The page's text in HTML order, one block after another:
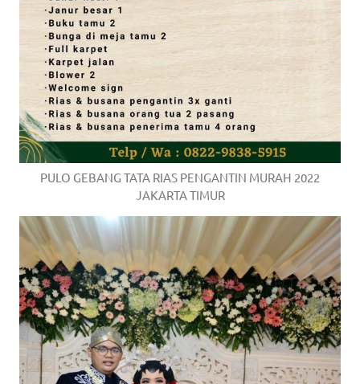
PULO GEBANG TATA RIAS PENGANTIN MURAH 2022
JAKARTA TIMUR